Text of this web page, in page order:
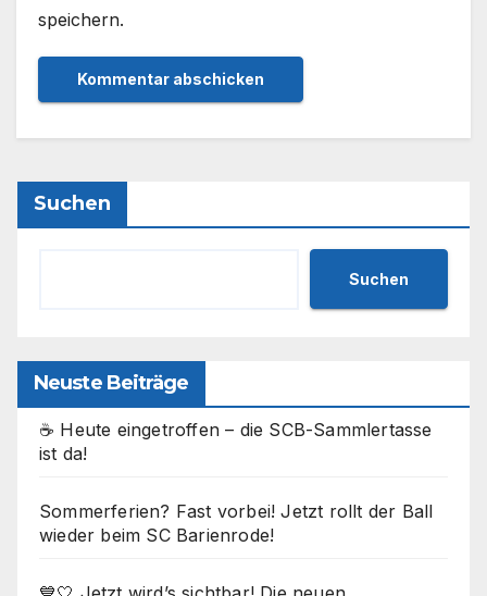
speichern.
Suchen
Suchen
Neuste Beiträge
☕ Heute eingetroffen – die SCB-Sammlertasse
ist da!
Sommerferien? Fast vorbei! Jetzt rollt der Ball
wieder beim SC Barienrode!